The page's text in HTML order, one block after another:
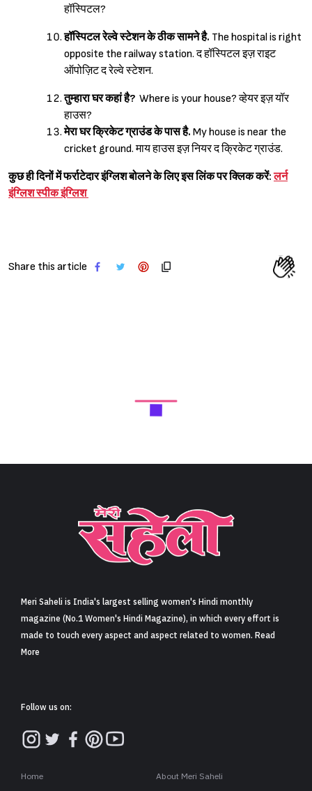
हॉस्पिटल?
हॉस्पिटल रेल्वे स्टेशन के ठीक सामने है. The hospital is right
opposite the railway station. द हॉस्पिटल इज़ राइट
ऑपोज़िट द रेल्वे स्टेशन.
तुम्हारा घर कहां है? Where is your house? व्हेयर इज़ यॉर
हाउस?
मेरा घर क्रिकेट ग्राउंड के पास है. My house is near the
cricket ground. माय हाउस इज़ नियर द क्रिकेट ग्राउंड.
कुछ ही दिनों में फर्राटेदार इंग्लिश बोलने के लिए इस लिंक पर क्लिक करें:लर्न
इंग्लिश स्पीक इंग्लिश
Share this article
Meri Saheli is India's largest selling women's Hindi monthly
magazine (No.1 Women's Hindi Magazine), in which every effort is
made to touch every aspect and aspect related to women. Read
More
Follow us on:
Home About Meri Saheli